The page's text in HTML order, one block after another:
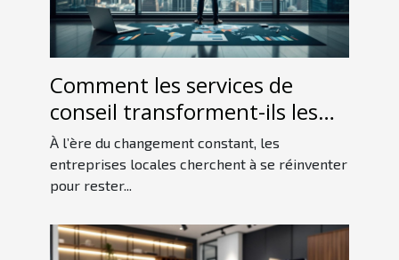
Comment les services de
conseil transforment-ils les
entreprises locales ?
À l’ère du changement constant, les
entreprises locales cherchent à se réinventer
pour rester...